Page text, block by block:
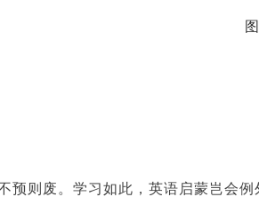
预则废。学习如此，英语启蒙岂会例